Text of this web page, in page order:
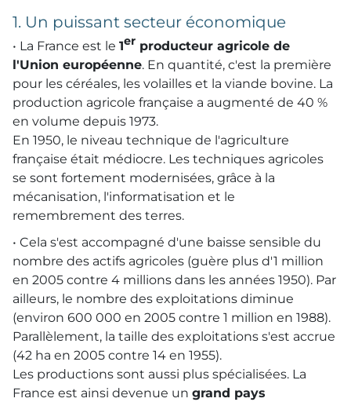
1. Un puissant secteur économique
• La France est le 1er producteur agricole de
l'Union européenne. En quantité, c'est la première
pour les céréales, les volailles et la viande bovine. La
production agricole française a augmenté de 40 %
en volume depuis 1973.
En 1950, le niveau technique de l'agriculture
française était médiocre. Les techniques agricoles
se sont fortement modernisées, grâce à la
mécanisation, l'informatisation et le
remembrement des terres.
• Cela s'est accompagné d'une baisse sensible du
nombre des actifs agricoles (guère plus d'1 million
en 2005 contre 4 millions dans les années 1950). Par
ailleurs, le nombre des exploitations diminue
(environ 600 000 en 2005 contre 1 million en 1988).
Parallèlement, la taille des exploitations s'est accrue
(42 ha en 2005 contre 14 en 1955).
Les productions sont aussi plus spécialisées. La
France est ainsi devenue un grand pays